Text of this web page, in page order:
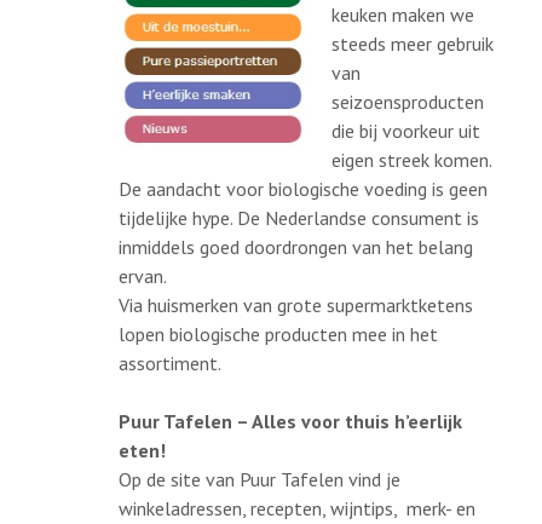
keuken maken we
steeds meer gebruik
van
seizoensproducten
die bij voorkeur uit
eigen streek komen.
De aandacht voor biologische voeding is geen
tijdelijke hype. De Nederlandse consument is
inmiddels goed doordrongen van het belang
ervan.
Via huismerken van grote supermarktketens
lopen biologische producten mee in het
assortiment.
Puur Tafelen – Alles voor thuis h’eerlijk
eten!
Op de site van Puur Tafelen vind je
winkeladressen, recepten, wijntips, merk- en